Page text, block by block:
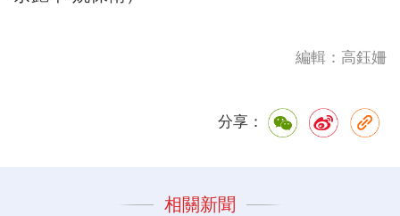
編輯：高鈺姍
分享：
相關新聞